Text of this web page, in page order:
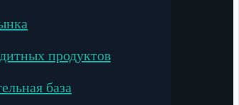
продуктов
база